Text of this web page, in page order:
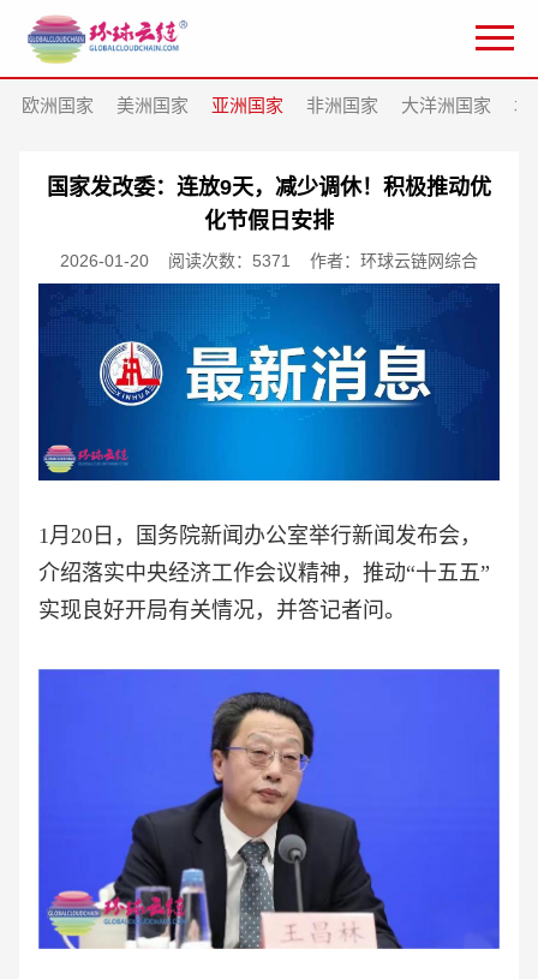
欧洲国家 美洲国家 亚洲国家 非洲国家 大洋洲国家 北
国家发改委：连放9天，减少调休！积极推动优
化节假日安排
2026-01-20 阅读次数：5371 作者：环球云链网综合
1月20日，国务院新闻办公室举行新闻发布会，
介绍落实中央经济工作会议精神，推动“十五五”
实现良好开局有关情况，并答记者问。